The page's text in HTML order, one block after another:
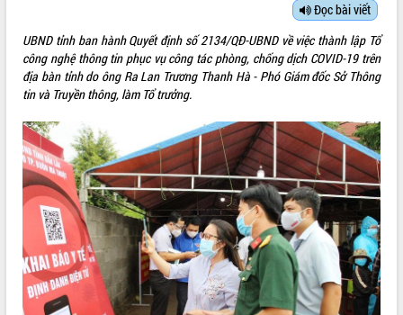
SỞ, BAN, NGÀNH
UBND CÁC XÃ, PHƯỜNG
THÔNG TIN CHỈ ĐẠO ĐIỀU HÀNH
HỆ THỐNG VĂN BẢN
VĂN BẢN HĐND TỈNH
ĐIỂM TIN VĂN BẢN
QUY HOẠCH - KẾ HOẠCH
Đọc bài viết
UBND tỉnh ban hành Quyết định số 2134/QĐ-UBND về việc thành lập Tổ
công nghệ thông tin phục vụ công tác phòng, chống dịch COVID-19 trên
địa bàn tỉnh do ông Ra Lan Trương Thanh Hà - Phó Giám đốc Sở Thông
tin và Truyền thông, làm Tổ trưởng.